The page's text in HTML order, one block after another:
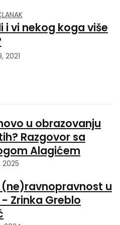
i vi nekog koga više
2021
u obrazovanju
Razgovor sa
Alagićem
2025
(ne)ravnopravnost u
Zrinka Greblo